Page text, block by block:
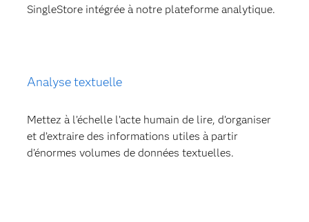
SingleStore intégrée à notre plateforme analytique.
Analyse textuelle
Mettez à l’échelle l’acte humain de lire, d’organiser
et d’extraire des informations utiles à partir
d’énormes volumes de données textuelles.